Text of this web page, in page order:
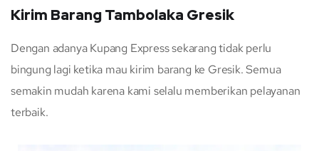
Kirim Barang Tambolaka Gresik
Dengan adanya Kupang Express sekarang tidak perlu
bingung lagi ketika mau kirim barang ke Gresik. Semua
semakin mudah karena kami selalu memberikan pelayanan
terbaik.